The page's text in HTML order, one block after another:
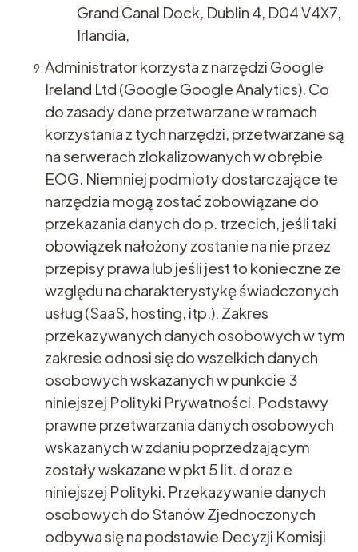
Grand Canal Dock, Dublin 4, D04 V4X7,
Irlandia,
Administrator korzysta z narzędzi Google
Ireland Ltd (Google Google Analytics). Co
do zasady dane przetwarzane w ramach
korzystania z tych narzędzi, przetwarzane są
na serwerach zlokalizowanych w obrębie
EOG. Niemniej podmioty dostarczające te
narzędzia mogą zostać zobowiązane do
przekazania danych do p. trzecich, jeśli taki
obowiązek nałożony zostanie na nie przez
przepisy prawa lub jeśli jest to konieczne ze
względu na charakterystykę świadczonych
usług (SaaS, hosting, itp.). Zakres
przekazywanych danych osobowych w tym
zakresie odnosi się do wszelkich danych
osobowych wskazanych w punkcie 3
niniejszej Polityki Prywatności. Podstawy
prawne przetwarzania danych osobowych
wskazanych w zdaniu poprzedzającym
zostały wskazane w pkt 5 lit. d oraz e
niniejszej Polityki. Przekazywanie danych
osobowych do Stanów Zjednoczonych
odbywa się na podstawie Decyzji Komisji